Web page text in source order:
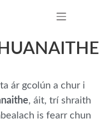
ár gcolún a chur i
, áit, trí shraith
is fearr chun